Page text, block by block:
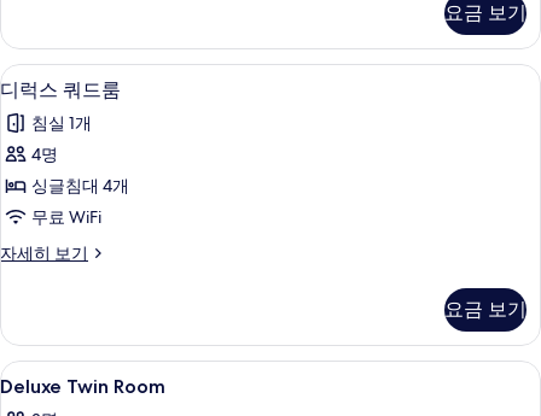
사
진
모
두
보
기
는
트
윈
룸
자
세
보
기
요금 보기
디
럭
스
쿼
드
사
모
두
보
디럭스 쿼드룸 | 책상, 다리미/다리미판
5
디럭스 쿼드룸
침실 1개
4명
싱글침대 4개
무료 WiFi
자세히 보기
디
드
룸
자
요금 보기
Deluxe
Twin
9
Deluxe Twin Room